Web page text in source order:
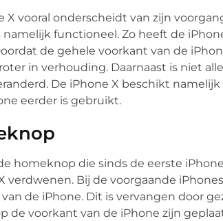
X vooral onderscheidt van zijn
namelijk functioneel. Zo heeft de
de gehele voorkant van de
in verhouding. Daarnaast is niet
De iPhone X beschikt
eerder is gebruikt.
homeknop die sinds de eerste
verdwenen. Bij de voorgaande
de iPhone. Dit is vervangen door
de voorkant van de iPhone zijn